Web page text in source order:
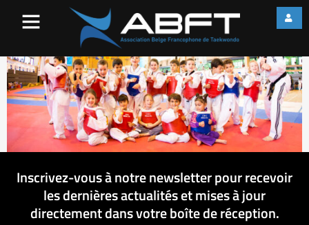
Inscrivez-vous à notre newsletter pour recevoir
les dernières actualités et mises à jour
directement dans votre boîte de réception.